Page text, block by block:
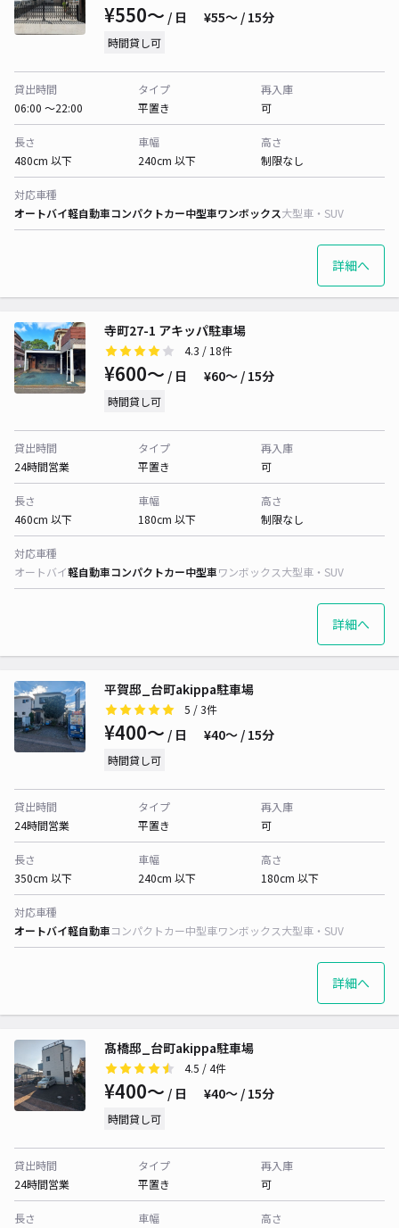
¥550〜 / 日 ¥55〜 / 15分
時間貸し可
貸出時間
06:00 〜22:00
タイプ
平置き
再入庫
可
長さ
480cm 以下
車幅
240cm 以下
高さ
制限なし
対応車種
オートバイ軽自動車コンパクトカー中型車ワンボックス大型車・SUV
詳細へ
寺町27-1 アキッパ駐車場
4.3 / 18件
¥600〜 / 日 ¥60〜 / 15分
時間貸し可
貸出時間
24時間営業
タイプ
平置き
再入庫
可
長さ
460cm 以下
車幅
180cm 以下
高さ
制限なし
対応車種
オートバイ軽自動車コンパクトカー中型車ワンボックス大型車・SUV
詳細へ
平賀邸_台町akippa駐車場
5 / 3件
¥400〜 / 日 ¥40〜 / 15分
時間貸し可
貸出時間
24時間営業
タイプ
平置き
再入庫
可
長さ
350cm 以下
車幅
240cm 以下
高さ
180cm 以下
対応車種
オートバイ軽自動車コンパクトカー中型車ワンボックス大型車・SUV
詳細へ
髙橋邸_台町akippa駐車場
4.5 / 4件
¥400〜 / 日 ¥40〜 / 15分
時間貸し可
貸出時間
24時間営業
タイプ
平置き
再入庫
可
長さ
車幅
高さ